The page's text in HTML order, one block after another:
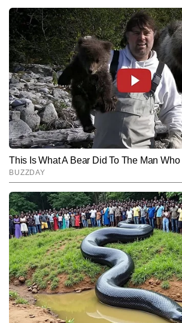
नहीं किया जा सकता है। और इसे आयोजित
शानदार है। अपने अनुभव के बारे में उन्होंने कहा
और पवित्र गुफा में एक खास तरह की शांति
तरह की शांति बाकी जगह पर भी रहनी चाहिए।
Hindi NewsIndia
अमित कुमार मंडल AUTHOR
अमित मंडल टाइम्स नाउ नवभारत डिजिटल में
के रूप में काम कर रहे हैं। प्रिंट, टीवी और
मिलाकर 15 सालों से अधिक का अनुभव उन्हें खबरों
है। ब्रेकिंग न्यूज, लाइव ब्लॉग, स्पेशल स्टोरीज और
मजबूत पकड़ है। एंगल चुनने की कला, खबरों की
सही जानकारी पहुंचाना—ये उनकी सबसे बड़ी
करीब 20 हजार से अधिक न्यूज आर्टिकल,
चुके हैं।
Follow Us: